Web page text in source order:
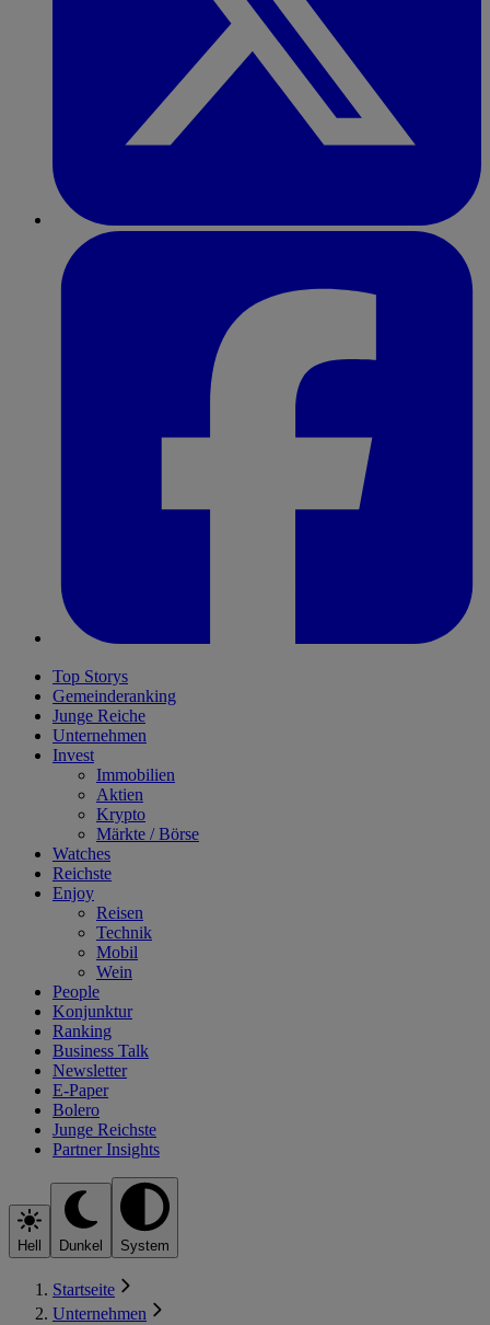
Top Storys
Gemeinderanking
Junge Reiche
Unternehmen
Invest
Immobilien
Aktien
Krypto
Märkte / Börse
Watches
Reichste
Enjoy
Reisen
Technik
Mobil
Wein
People
Konjunktur
Ranking
Business Talk
Newsletter
E-Paper
Bolero
Junge Reichste
Partner Insights
Hell Dunkel System
Startseite
Unternehmen